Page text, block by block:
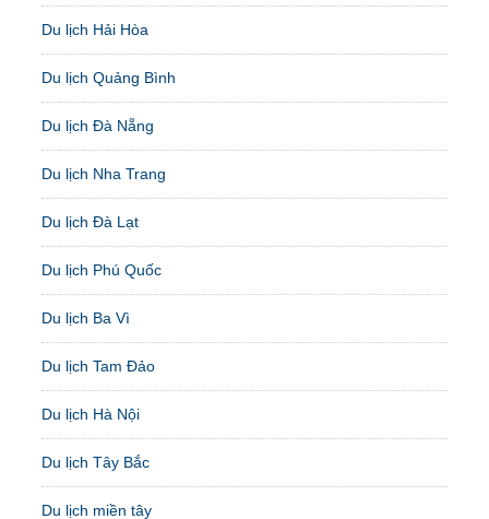
Du lịch Hải Hòa
Du lịch Quảng Bình
Du lịch Đà Nẵng
Du lịch Nha Trang
Du lịch Đà Lạt
Du lịch Phú Quốc
Du lịch Ba Vì
Du lịch Tam Đảo
Du lịch Hà Nội
Du lịch Tây Bắc
Du lịch miền tây